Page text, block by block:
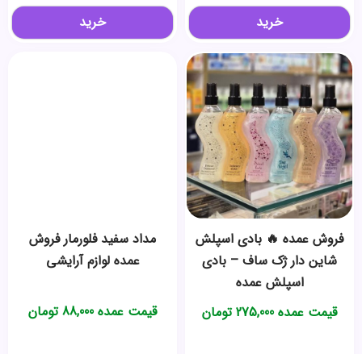
خرید خرید
فروش عمده 🔥 بادی اسپلش
شاین دار ژک ساف – بادی
اسپلش عمده
قیمت عمده275,000 تومان
مداد سفید فلورمار فروش
عمده لوازم آرایشی
قیمت عمده88,000 تومان